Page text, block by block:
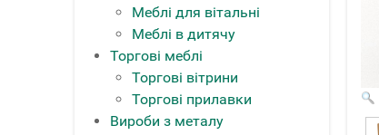
Меблі для вітальні
Меблі в дитячу
Торгові меблі
Торгові вітрини
Торгові прилавки
Вироби з металу